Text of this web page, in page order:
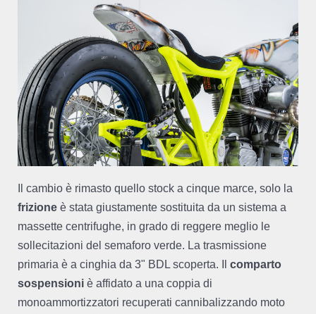
Il cambio è rimasto quello stock a cinque marce, solo la
frizione è stata giustamente sostituita da un sistema a
massette centrifughe, in grado di reggere meglio le
sollecitazioni del semaforo verde. La trasmissione
primaria è a cinghia da 3" BDL scoperta. Il comparto
sospensioni è affidato a una coppia di
monoammortizzatori recuperati cannibalizzando moto